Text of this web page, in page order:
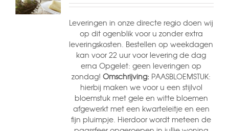
Leveringen in onze directe regio doen wij
op dit ogenblik voor u zonder extra
leveringskosten. Bestellen op weekdagen
kan voor 22 uur voor levering de dag
erna Opgelet: geen leveringen op
zondag!Omschrijving: PAASBLOEMSTUK:
hierbij maken we voor u een stijlvol
bloemstuk met gele en witte bloemen
afgewerkt met een kwarteleitje en een
fijn pluimpje. Hierdoor wordt meteen de